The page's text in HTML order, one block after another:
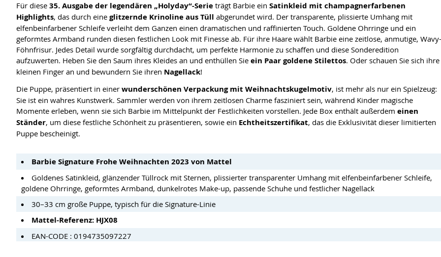
Für diese 35. Ausgabe der legendären „Holyday“-Serie trägt Barbie ein Satinkleid mit champagnerfarbenen
Highlights, das durch eine glitzernde Krinoline aus Tüll abgerundet wird. Der transparente, plissierte Umhang mit
elfenbeinfarbener Schleife verleiht dem Ganzen einen dramatischen und raffinierten Touch. Goldene Ohrringe und ein
geformtes Armband runden diesen festlichen Look mit Finesse ab. Für ihre Haare wählt Barbie eine zeitlose, anmutige, Wavy-
Föhnfrisur. Jedes Detail wurde sorgfältig durchdacht, um perfekte Harmonie zu schaffen und diese Sonderedition
aufzuwerten. Heben Sie den Saum ihres Kleides an und enthüllen Sie ein Paar goldene Stilettos. Oder schauen Sie sich ihre
kleinen Finger an und bewundern Sie ihren Nagellack!
Die Puppe, präsentiert in einer wunderschönen Verpackung mit Weihnachtskugelmotiv, ist mehr als nur ein Spielzeug:
Sie ist ein wahres Kunstwerk. Sammler werden von ihrem zeitlosen Charme fasziniert sein, während Kinder magische
Momente erleben, wenn sie sich Barbie im Mittelpunkt der Festlichkeiten vorstellen. Jede Box enthält außerdem einen
Ständer, um diese festliche Schönheit zu präsentieren, sowie ein Echtheitszertifikat, das die Exklusivität dieser limitierten
Puppe bescheinigt.
Barbie Signature Frohe Weihnachten 2023 von Mattel
Goldenes Satinkleid, glänzender Tüllrock mit Sternen, plissierter transparenter Umhang mit elfenbeinfarbener Schleife,
goldene Ohrringe, geformtes Armband, dunkelrotes Make-up, passende Schuhe und festlicher Nagellack
30–33 cm große Puppe, typisch für die Signature-Linie
Mattel-Referenz: HJX08
EAN-CODE : 0194735097227